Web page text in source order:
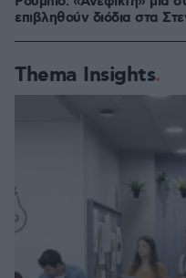
επιβληθούν διόδια στα
Thema Insights